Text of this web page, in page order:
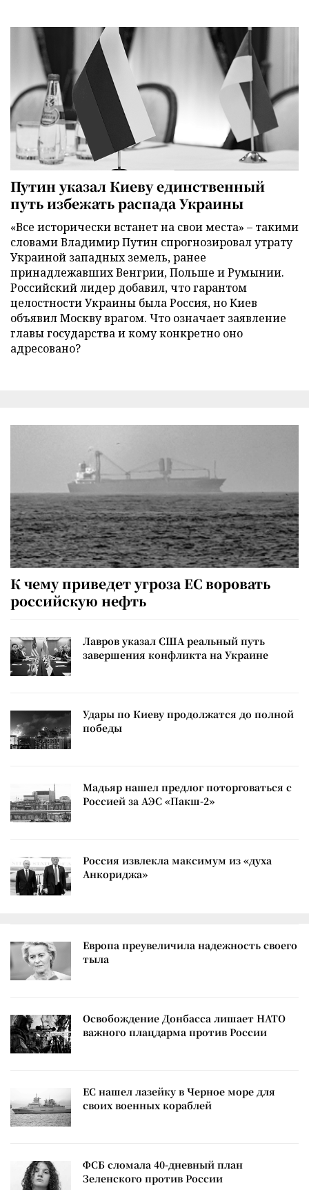
Путин указал Киеву единственный
путь избежать распада Украины
«Все исторически встанет на свои места» – такими
словами Владимир Путин спрогнозировал утрату
Украиной западных земель, ранее
принадлежавших Венгрии, Польше и Румынии.
Российский лидер добавил, что гарантом
целостности Украины была Россия, но Киев
объявил Москву врагом. Что означает заявление
главы государства и кому конкретно оно
адресовано?
К чему приведет угроза ЕС воровать
российскую нефть
Лавров указал США реальный путь
завершения конфликта на Украине
Удары по Киеву продолжатся до полной
победы
Мадьяр нашел предлог поторговаться с
Россией за АЭС «Пакш-2»
Россия извлекла максимум из «духа
Анкориджа»
Европа преувеличила надежность своего
тыла
Освобождение Донбасса лишает НАТО
важного плацдарма против России
ЕС нашел лазейку в Черное море для
своих военных кораблей
ФСБ сломала 40-дневный план
Зеленского против России